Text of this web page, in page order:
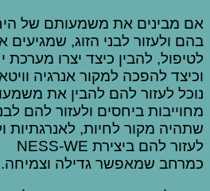
אם מבינים את משמעותם של
בהם ולעזור לבני הזוג, שמגיעים
לטיפול, להבין כיצד יצרו מערכת
וכיצד להפכה למקור אנרגיה
נוכל לעזור להם להבין את
מחוייבות ביחסים ולעזור להם
שתהיה מקור לחיות, לאנרגתיות
לעזור להם ביצירת NESS-WE
כמרחב שמאפשר גדילה וצמיחה.